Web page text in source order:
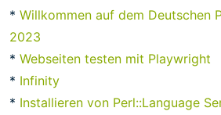
* Willkommen auf dem Deutschen
2023
* Webseiten testen mit Playwright
* Infinity
* Installieren von Perl::Language